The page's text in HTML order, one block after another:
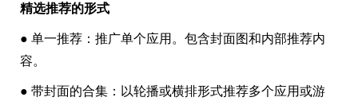
精选推荐的形式
● 单一推荐：推广单个应用。包含封面图和内部推荐内
容。
● 带封面的合集：以轮播或横排形式推荐多个应用或游